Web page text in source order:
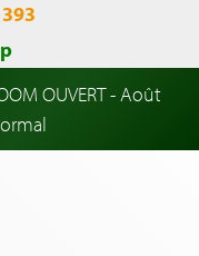
OUVERT - Août